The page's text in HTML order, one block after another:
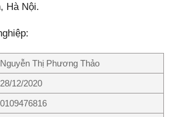
Hà Nội.
Nguyễn Thị Phương Thảo
28/12/2020
0109476816